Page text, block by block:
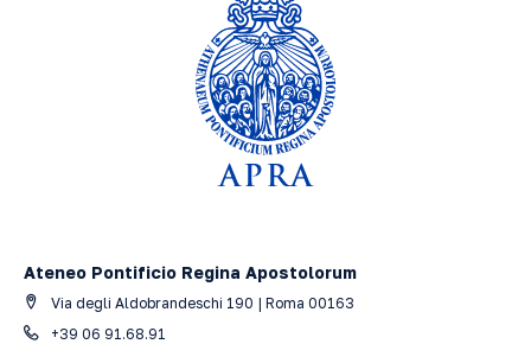
Ateneo Pontificio Regina Apostolorum
Via degli Aldobrandeschi 190 | Roma 00163
+39 06 91.68.91